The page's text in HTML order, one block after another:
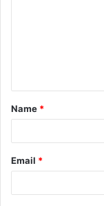
Name *
Email *